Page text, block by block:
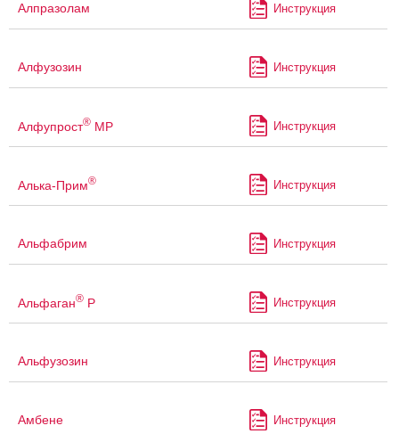
Алпразолам Инструкция
Алфузозин Инструкция
Алфупрост® МР Инструкция
Алька-Прим® Инструкция
Альфабрим Инструкция
Альфаган® Р Инструкция
Альфузозин Инструкция
Амбене Инструкция